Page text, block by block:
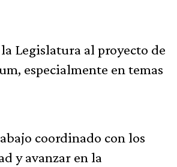
Legislatura al proyecto de
especialmente en temas
coordinado con los
y avanzar en la